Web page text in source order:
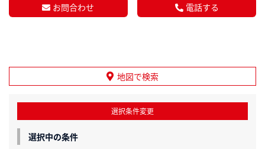
お問合わせ 電話する
地図で検索
選択条件変更
選択中の条件